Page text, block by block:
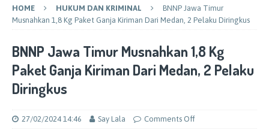
HOME HUKUM DAN KRIMINAL
BNNP Jawa Timur
Musnahkan 1,8 Kg Paket Ganja Kiriman Dari Medan, 2 Pelaku Diringkus
BNNP Jawa Timur Musnahkan 1,8 Kg
Paket Ganja Kiriman Dari Medan, 2 Pelaku
Diringkus
27/02/2024 14:46 Say Lala Comments Off